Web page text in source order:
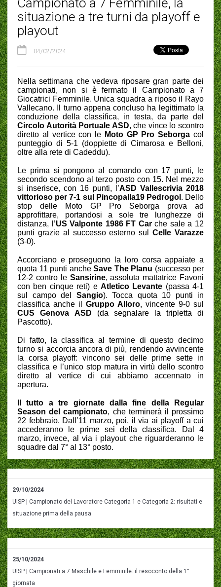
situazione a tre turni da playoff e
playout
04/02/2024
Nella settimana che vedeva riposare gran parte dei
campionati, non si è fermato il Campionato a 7
Giocatrici Femminile. Unica squadra a riposo il Rayo
Vallecano. Il turno appena concluso ha legittimato la
conduzione della classifica, in testa, da parte del
Circolo Autorità Portuale ASD, che vince lo scontro
diretto al vertice con le Moto GP Pro Seborga col
punteggio di 5-1 (doppiette di Cimarosa e Belloni,
oltre alla rete di Cadeddu).
Le prima si pongono al comando con 17 punti, le
secondo scendono al terzo posto con 15. Nel mezzo
si inserisce, con 16 punti, l’ASD Vallescrivia 2018
vittorioso per 7-1 sul Pincopalla19 Pedrogol . Dello
stop delle Moto GP Pro Seborga prova ad
approfittare, portandosi a sole tre lunghezze di
distanza, l’US Valponte 1986 FT Carche sale a 12
punti grazie al successo esterno sulCelle Varazze
(3-0).
Accorciano e proseguono la loro corsa appaiate a
quota 11 punti anche Save The Planu (successo per
12-2 contro le Sansirine, assoluta mattatrice Favoni
con ben cinque reti) e Atletico Levante (passa 4-1
sul campo del Sangio). Tocca quota 10 punti in
classifica anche il Gruppo Alloro, vincente 9-0 sul
CUS
Genova ASD (da segnalare la tripletta di
Pascotto).
Di fatto, la classifica al termine di questo decimo
turno si accorcia ancora di più, rendendo avvincente
la corsa playoff: vincono sei delle prime sette in
classifica e l’unico stop matura in virtù dello scontro
diretto al vertice di cui abbiamo accennato in
apertura.
l tutto a tre giornate dalla fine della Regular
Season del campionato, che terminerà il prossimo
22 febbraio. Dall’11 marzo, poi, il via ai playoff a cui
accederanno le prime sei della classifica. Dal 4
marzo, invece, al via i playout che riguarderanno le
squadre dal 7° al 13° posto.
29/10/2024
UISP | Campionato del Lavoratore Categoria 1 e Categoria 2: risultati e
situazione prima della pausa
25/10/2024
UISP | Campionati a 7 Maschile e Femminile: il resoconto della 1°
giornata